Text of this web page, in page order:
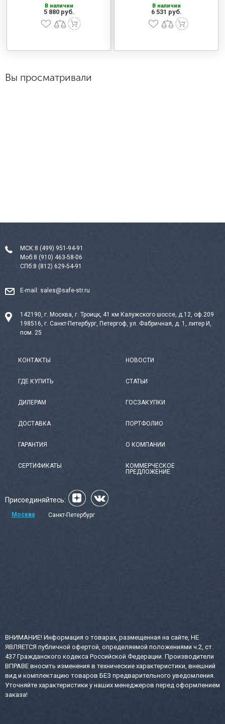
В наличии
5 880 руб.
В наличии
6 531 руб.
Вы просматривали
МСК:8 (499) 951-94-91
Моб:8 (910) 463-58-06
СПб:8 (812) 629-54-91
E-mail: sales@safe-str.ru
142190, г. Москва, г. Троицк, 41 км Калужского шоссе, д.12, оф.209
198516, г. Санкт-Петербург, Петергоф, ул. Фабричная, д. 1, литер И,
пом. 25
КОНТАКТЫ
ГДЕ КУПИТЬ
ДИЛЕРАМ
ДОСТАВКА
ГАРАНТИЯ
СЕРТИФИКАТЫ
НОВОСТИ
СТАТЬИ
ГОСЗАКУПКИ
ПОРТФОЛИО
О КОМПАНИИ
КОММЕРЧЕСКОЕ
ПРЕДЛОЖЕНИЕ
Присоединяйтесь:
Москва Санкт-Петербург
ВНИМАНИЕ! Информация о товарах, размещенная на сайте, НЕ
ЯВЛЯЕТСЯ публичной офертой, определяемой положениями ч.2, ст.
437 Гражданского кодекса Российской Федерации. Производители
ВПРАВЕ вносить изменения в технические характеристики, внешний
вид и комплектацию товаров БЕЗ предварительного уведомления.
Уточняйте характеристики у наших менеджеров перед оформлением
заказа!